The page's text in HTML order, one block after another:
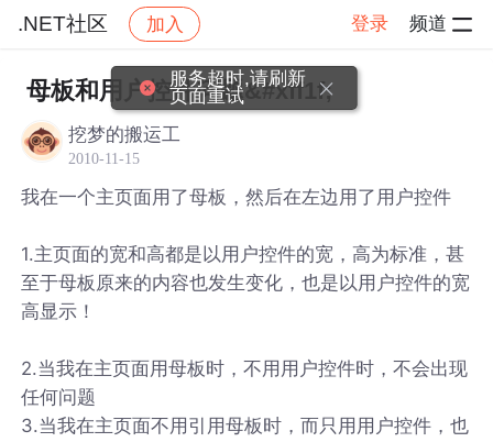
.NET社区 加入 登录 频道
社区 .NET社区 帖子详情
母板和用户控件问题&#xff1f;
挖梦的搬运工
2010-11-15
我在一个主页面用了母板，然后在左边用了用户控件
1.主页面的宽和高都是以用户控件的宽，高为标准，甚
至于母板原来的内容也发生变化，也是以用户控件的宽
高显示！
2.当我在主页面用母板时，不用用户控件时，不会出现
任何问题
3.当我在主页面不用引用母板时，而只用用户控件，也
服务超时,请刷新
页面重试